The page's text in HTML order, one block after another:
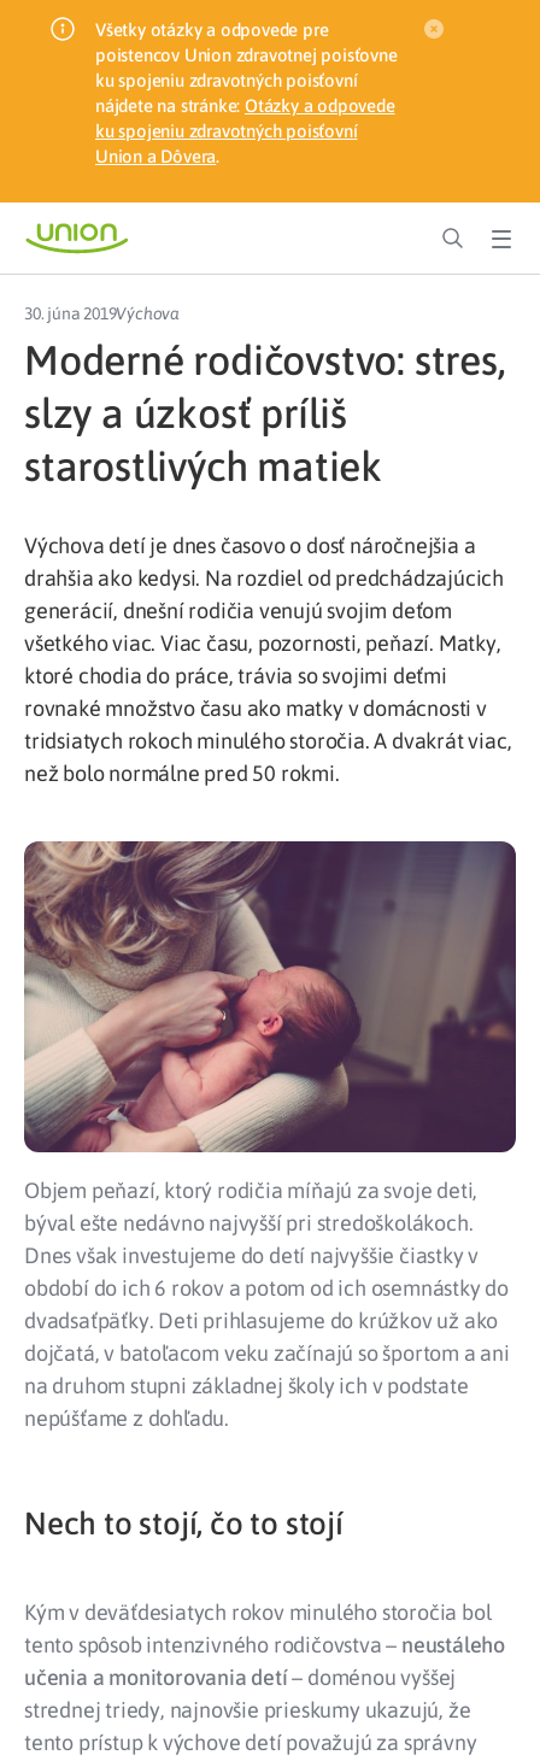
Všetky otázky a odpovede pre
poistencov Union zdravotnej poisťovne
ku spojeniu zdravotných poisťovní
nájdete na stránke: Otázky a odpovede
ku spojeniu zdravotných poisťovní
Union a Dôvera.
30. júna 2019Výchova
Moderné rodičovstvo: stres,
slzy a úzkosť príliš
starostlivých matiek
Výchova detí je dnes časovo o dosť náročnejšia a
drahšia ako kedysi. Na rozdiel od predchádzajúcich
generácií, dnešní rodičia venujú svojim deťom
všetkého viac. Viac času, pozornosti, peňazí. Matky,
ktoré chodia do práce, trávia so svojimi deťmi
rovnaké množstvo času ako matky v domácnosti v
tridsiatych rokoch minulého storočia. A dvakrát viac,
než bolo normálne pred 50 rokmi.
Objem peňazí, ktorý rodičia míňajú za svoje deti,
býval ešte nedávno najvyšší pri stredoškolákoch.
Dnes však investujeme do detí najvyššie čiastky v
období do ich 6 rokov a potom od ich osemnástky do
dvadsaťpäťky. Deti prihlasujeme do krúžkov už ako
dojčatá, v batoľacom veku začínajú so športom a ani
na druhom stupni základnej školy ich v podstate
nepúšťame z dohľadu.
Nech to stojí, čo to stojí
Kým v deväťdesiatych rokov minulého storočia bol
tento spôsob intenzivného rodičovstva – neustáleho
učenia a monitorovania detí– doménou vyššej
strednej triedy, najnovšie prieskumy ukazujú, že
tento prístup k výchove detí považujú za správny